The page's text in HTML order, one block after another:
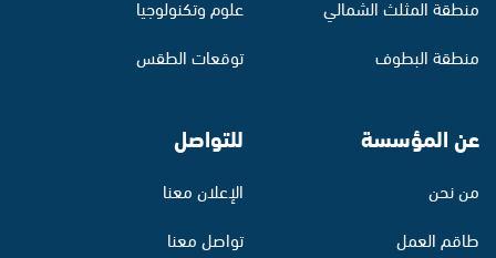
منطقة المثلث الشمالي
منطقة البطوف
علوم وتكنولوجيا
توقعات الطقس
عن المؤسسة
من نحن
طاقم العمل
للتواصل
الإعلان معنا
تواصل معنا